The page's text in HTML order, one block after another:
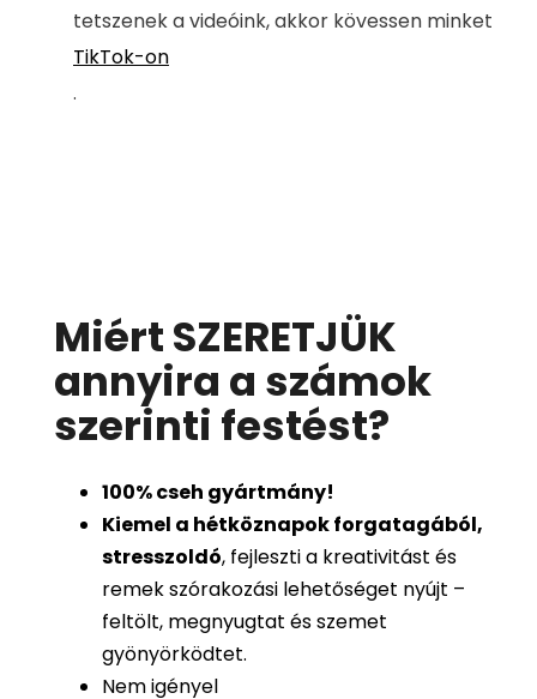
tetszenek a videóink, akkor kövessen minket
TikTok-on
.
Miért SZERETJÜK
annyira a számok
szerinti festést?
100%cseh gyártmány!
Kiemel a hétköznapok forgatagából,
stresszoldó, fejleszti a kreativitást és
remek szórakozási lehetőséget nyújt –
feltölt, megnyugtat és szemet
gyönyörködtet.
Nem igényel